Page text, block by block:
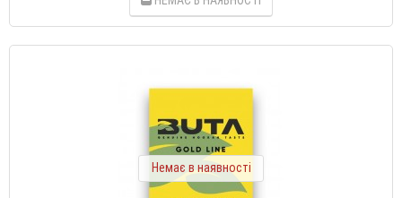
Немає в наявності